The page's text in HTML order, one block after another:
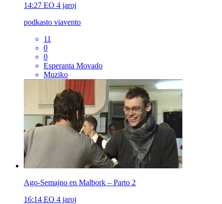
14:27 EO 4 jaroj
podkasto viavento
11
0
0
Esperanta Movado
Muziko
Ago-Semajno en Malbork – Parto 2
16:14 EO 4 jaroj